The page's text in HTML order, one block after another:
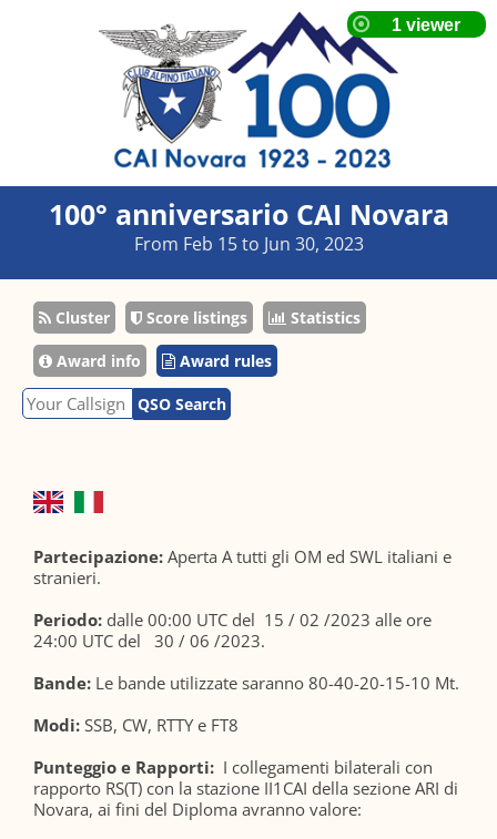
100° anniversario CAI Novara
From Feb 15 to Jun 30, 2023
Cluster Score listings Statistics
Award info Award rules
QSO Search
Partecipazione: Aperta A tutti gli OM ed SWL italiani e
stranieri.
Periodo: dalle 00:00 UTC del 15 / 02 /2023 alle ore
24:00 UTC del 30 / 06 /2023.
Bande: Le bande utilizzate saranno 80-40-20-15-10 Mt.
Modi: SSB, CW, RTTY e FT8
Punteggio e Rapporti: I collegamenti bilaterali con
rapporto RS(T) con la stazione II1CAI della sezione ARI di
Novara, ai fini del Diploma avranno valore: